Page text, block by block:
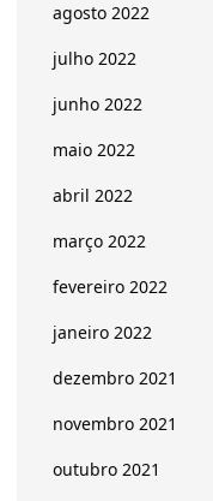
agosto 2022
julho 2022
junho 2022
maio 2022
abril 2022
março 2022
fevereiro 2022
janeiro 2022
dezembro 2021
novembro 2021
outubro 2021